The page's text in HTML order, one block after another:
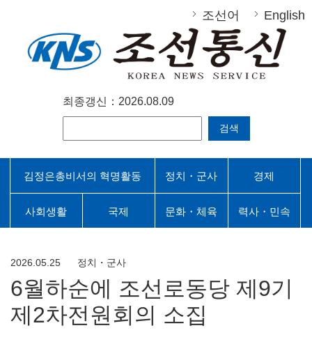
조선어 English
최종갱신：2026.08.09
검색
김정은총비서의 혁명활동 정치・군사 경제
사회생활 국제 문화・체육 력사・민속
2026.05.25 정치・군사
6월하순에 조선로동당 제9기
제2차전원회의 소집